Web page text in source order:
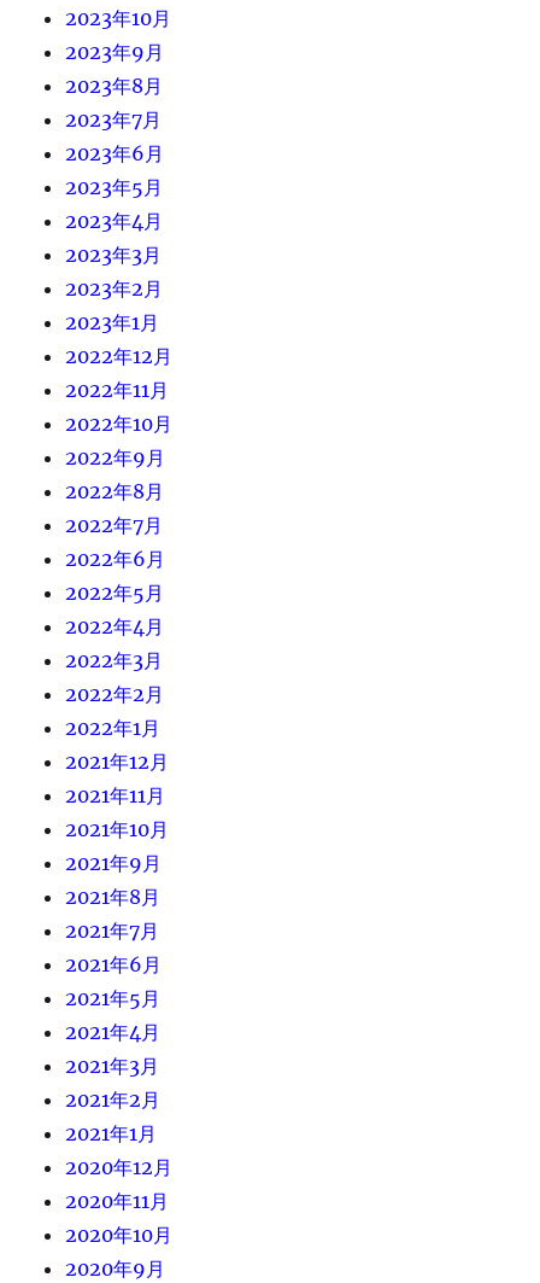
2023年10月
2023年9月
2023年8月
2023年7月
2023年6月
2023年5月
2023年4月
2023年3月
2023年2月
2023年1月
2022年12月
2022年11月
2022年10月
2022年9月
2022年8月
2022年7月
2022年6月
2022年5月
2022年4月
2022年3月
2022年2月
2022年1月
2021年12月
2021年11月
2021年10月
2021年9月
2021年8月
2021年7月
2021年6月
2021年5月
2021年4月
2021年3月
2021年2月
2021年1月
2020年12月
2020年11月
2020年10月
2020年9月